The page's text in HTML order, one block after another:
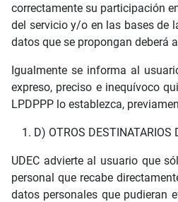
correctamente su participación
del servicio y/o en las bases de
datos que se propongan deberá
Igualmente se informa al
expreso, preciso e inequívoco
LPDPPP lo establezca,
D) OTROS DESTINATARIOS
UDEC advierte al usuario que
personal que recabe
datos personales que pudieran